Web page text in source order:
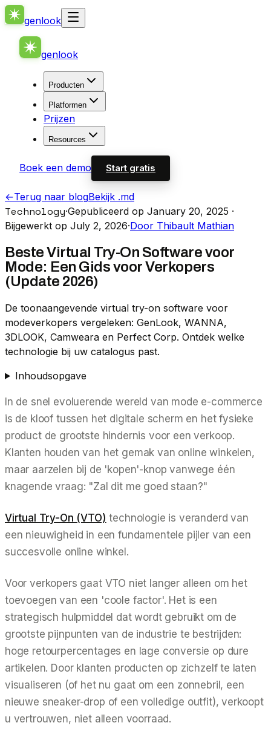
genlook
genlook
Producten
Platformen
Prijzen
Resources
Boek een demo Start gratis
←Terug naar blogBekijk .md
Technology·Gepubliceerd op January 20, 2025 ·
Bijgewerkt op July 2, 2026·Door Thibault Mathian
Beste Virtual Try-On Software voor
Mode: Een Gids voor Verkopers
(Update 2026)
De toonaangevende virtual try-on software voor
modeverkopers vergeleken: GenLook, WANNA,
3DLOOK, Camweara en Perfect Corp. Ontdek welke
technologie bij uw catalogus past.
Inhoudsopgave
In de snel evoluerende wereld van mode e-commerce
is de kloof tussen het digitale scherm en het fysieke
product de grootste hindernis voor een verkoop.
Klanten houden van het gemak van online winkelen,
maar aarzelen bij de 'kopen'-knop vanwege één
knagende vraag: "Zal dit me goed staan?"
Virtual Try-On (VTO) technologie is veranderd van
een nieuwigheid in een fundamentele pijler van een
succesvolle online winkel.
Voor verkopers gaat VTO niet langer alleen om het
toevoegen van een 'coole factor'. Het is een
strategisch hulpmiddel dat wordt gebruikt om de
grootste pijnpunten van de industrie te bestrijden:
hoge retourpercentages en lage conversie op dure
artikelen. Door klanten producten op zichzelf te laten
visualiseren (of het nu gaat om een zonnebril, een
nieuwe sneaker-drop of een volledige outfit), verkoopt
u vertrouwen, niet alleen voorraad.